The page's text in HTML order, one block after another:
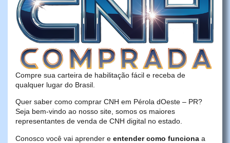
Compre sua carteira de habilitação fácil e receba de
qualquer lugar do Brasil.
Quer saber como comprar CNH em Pérola dOeste – PR?
Seja bem-vindo ao nosso site, somos os maiores
representantes de venda de CNH digital no estado.
Conosco você vai aprender e entender como funciona a